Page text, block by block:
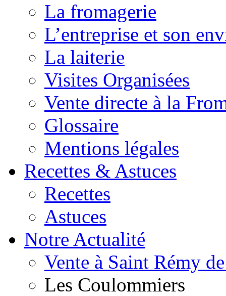
La fromagerie
L’entreprise et son
La laiterie
Visites Organisées
Vente directe à la
Glossaire
Mentions légales
Recettes & Astuces
Recettes
Astuces
Notre Actualité
Vente à Saint Rémy
Les Coulommiers